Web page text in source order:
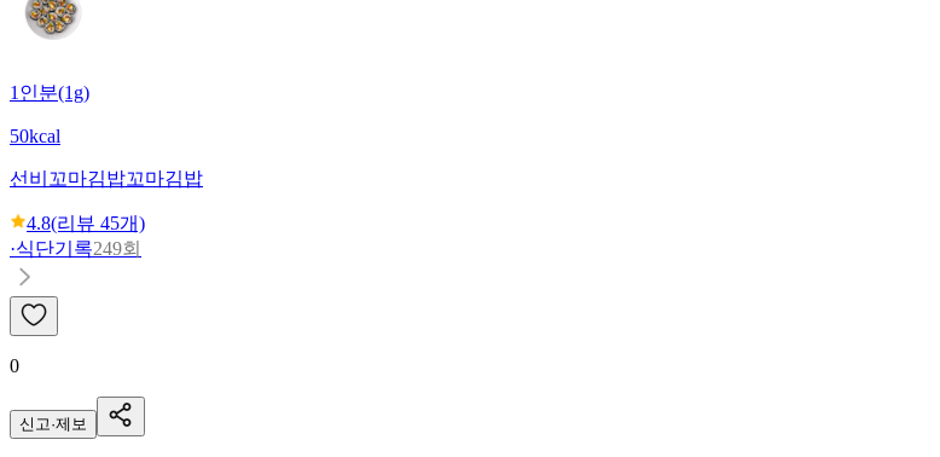
1인분(1g)
50kcal
선비꼬마김밥꼬마김밥
4.8(리뷰 45개)
·식단기록249회
0
신고·제보